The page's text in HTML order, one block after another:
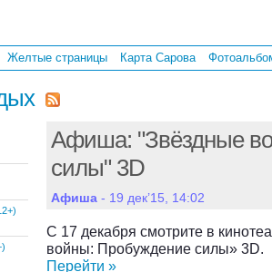
Желтые страницы Карта Сарова
Афиша: "Звёздные
силы" 3D
Афиша - 19 дек’15, 14:02
С 17 декабря смотрите в
войны: Пробуждение силы» 3D.
Перейти »